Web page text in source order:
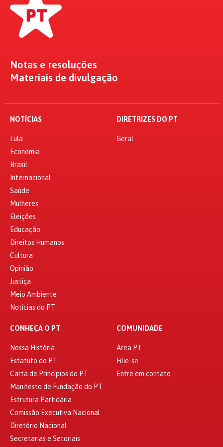
Notas e resoluções
Materiais de divulgação
NOTÍCIAS
Lula
Economia
Brasil
Internacional
Saúde
Mulheres
Eleições
Educação
Direitos Humanos
Cultura
Opinião
Justiça
Meio Ambiente
Notícias do PT
DIRETRIZES DO PT
Geral
CONHEÇA O PT
Nossa História
Estatuto do PT
Carta de Princípios do PT
Manifesto de Fundação do PT
Estrutura Partidária
Comissão Executiva Nacional
Diretório Nacional
Secretarias e Setoriais
COMUNIDADE
Área PT
Filie-se
Entre em contato